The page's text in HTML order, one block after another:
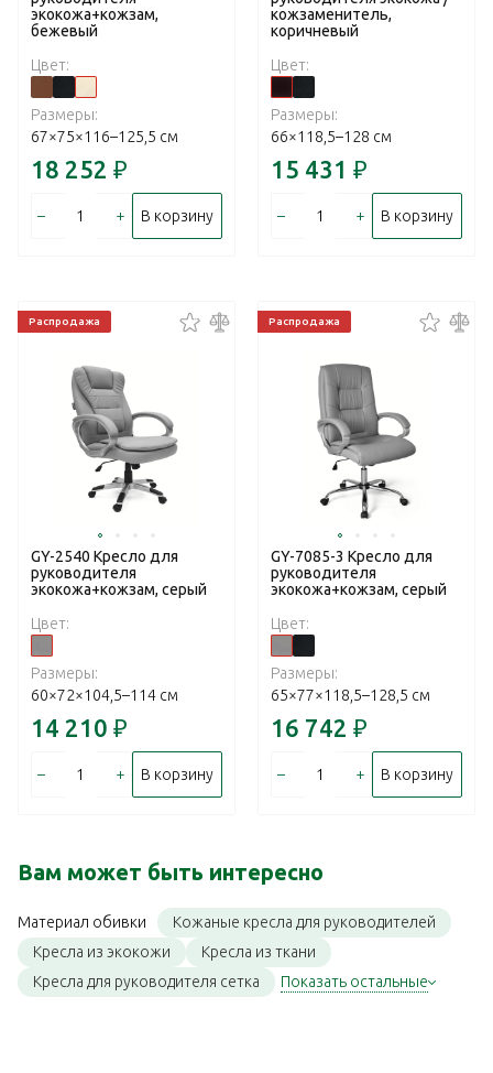
экокожа+кожзам,
бежевый
Цвет:
Размеры:
67×75×116–125,5 см
18 252 ₽
– + В корзину
кожзаменитель,
коричневый
Цвет:
Размеры:
66×118,5–128 см
15 431 ₽
– + В корзину
Распродажа
GY-2540 Кресло для
руководителя
экокожа+кожзам, серый
Цвет:
Размеры:
60×72×104,5–114 см
14 210 ₽
– + В корзину
Распродажа
GY-7085-3 Кресло для
руководителя
экокожа+кожзам, серый
Цвет:
Размеры:
65×77×118,5–128,5 см
16 742 ₽
– + В корзину
Вам может быть интересно
Материал обивки
Кожаные кресла для руководителей
Кресла из экокожи
Кресла из ткани
Кресла для руководителя сетка
Показать остальные